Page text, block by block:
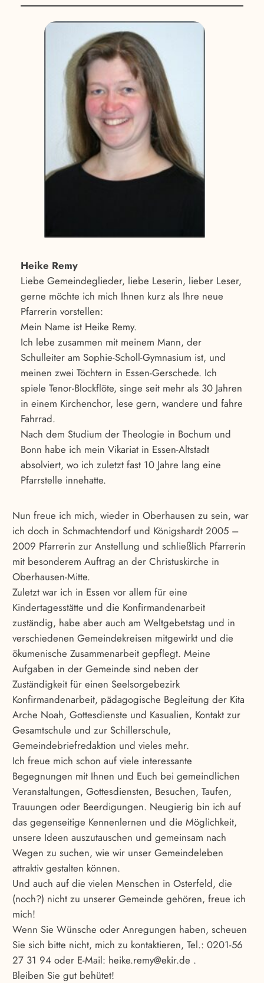
Heike Remy
Liebe Gemeindeglieder, liebe Leserin, lieber Leser,
gerne möchte ich mich Ihnen kurz als Ihre neue
Pfarrerin vorstellen:
Mein Name ist Heike Remy.
Ich lebe zusammen mit meinem Mann, der
Schulleiter am Sophie-Scholl-Gymnasium ist, und
meinen zwei Töchtern in Essen-Gerschede. Ich
spiele Tenor-Blockflöte, singe seit mehr als 30 Jahren
in einem Kirchenchor, lese gern, wandere und fahre
Fahrrad.
Nach dem Studium der Theologie in Bochum und
Bonn habe ich mein Vikariat in Essen-Altstadt
absolviert, wo ich zuletzt fast 10 Jahre lang eine
Pfarrstelle innehatte.
Nun freue ich mich, wieder in Oberhausen zu sein, war
ich doch in Schmachtendorf und Königshardt 2005 –
2009 Pfarrerin zur Anstellung und schließlich Pfarrerin
mit besonderem Auftrag an der Christuskirche in
Oberhausen-Mitte.
Zuletzt war ich in Essen vor allem für eine
Kindertagesstätte und die Konfirmandenarbeit
zuständig, habe aber auch am Weltgebetstag und in
verschiedenen Gemeindekreisen mitgewirkt und die
ökumenische Zusammenarbeit gepflegt. Meine
Aufgaben in der Gemeinde sind neben der
Zuständigkeit für einen Seelsorgebezirk
Konfirmandenarbeit, pädagogische Begleitung der Kita
Arche Noah, Gottesdienste und Kasualien, Kontakt zur
Gesamtschule und zur Schillerschule,
Gemeindebriefredaktion und vieles mehr.
Ich freue mich schon auf viele interessante
Begegnungen mit Ihnen und Euch bei gemeindlichen
Veranstaltungen, Gottesdiensten, Besuchen, Taufen,
Trauungen oder Beerdigungen. Neugierig bin ich auf
das gegenseitige Kennenlernen und die Möglichkeit,
unsere Ideen auszutauschen und gemeinsam nach
Wegen zu suchen, wie wir unser Gemeindeleben
attraktiv gestalten können.
Und auch auf die vielen Menschen in Osterfeld, die
(noch?) nicht zu unserer Gemeinde gehören, freue ich
mich!
Wenn Sie Wünsche oder Anregungen haben, scheuen
Sie sich bitte nicht, mich zu kontaktieren, Tel.: 0201-56
27 31 94 oder E-Mail: heike.remy@ekir.de .
Bleiben Sie gut behütet!